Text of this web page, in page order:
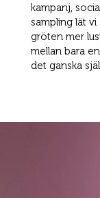
kampanj,
sampling lät
gröten mer
mellan bara
det ganska